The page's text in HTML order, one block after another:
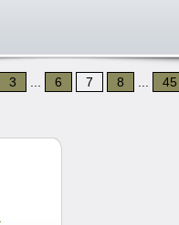
3 6 7 8 45